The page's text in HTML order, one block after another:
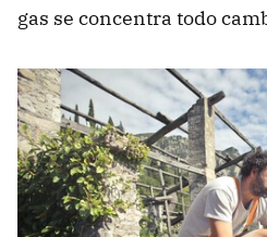
gas se concentra todo